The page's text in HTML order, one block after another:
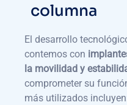
columna
El desarrollo
contemos con
la movilidad y
comprometer su
más utilizados